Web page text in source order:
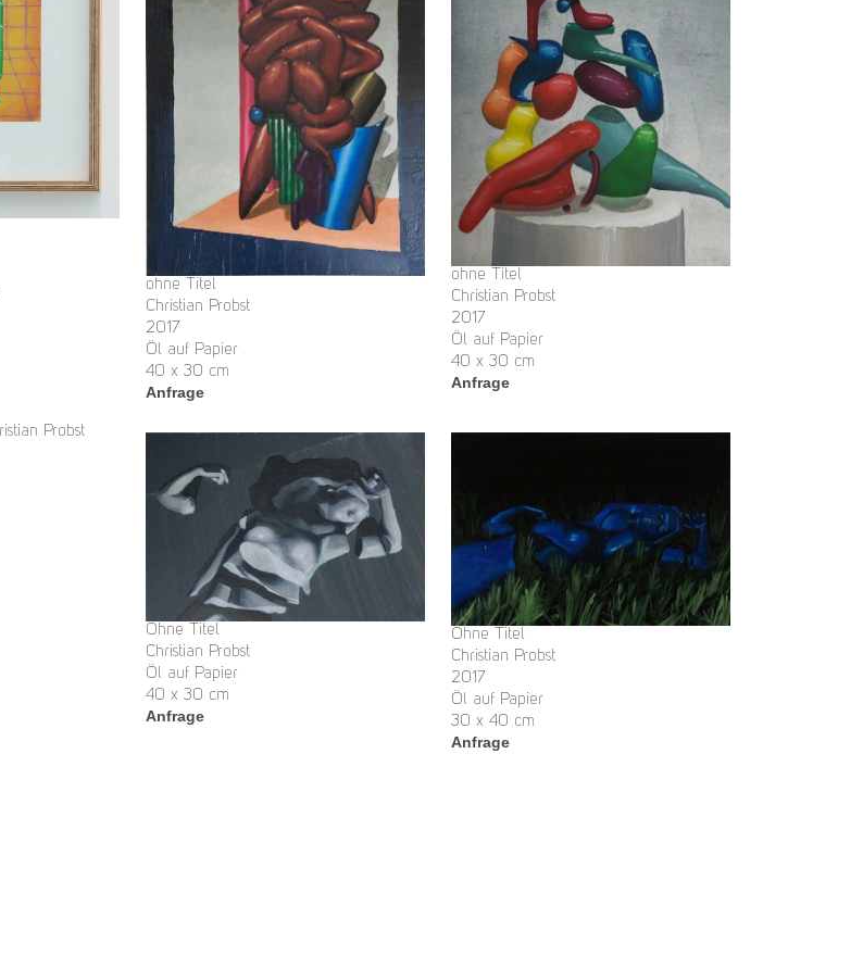
ohne Titel
Christian Probst
2017
Öl auf Papier
40 x 30 cm
Anfrage
ohne Titel
Christian Probst
2017
Öl auf Papier
40 x 30 cm
Anfrage
Ohne Titel
Christian Probst
Öl auf Papier
40 x 30 cm
Anfrage
Ohne Titel
Christian Probst
2017
Öl auf Papier
30 x 40 cm
Anfrage